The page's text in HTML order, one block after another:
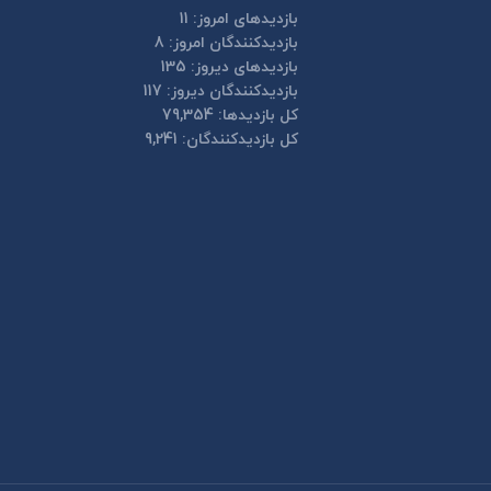
بازدیدهای امروز: 11
بازدیدکنندگان امروز: 8
بازدیدهای دیروز: 135
بازدیدکنندگان دیروز: 117
کل بازدیدها: 79,354
کل بازدیدکنند‌گان: 9,241